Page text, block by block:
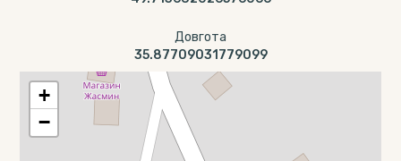
Довгота
35.87709031779099
+
−